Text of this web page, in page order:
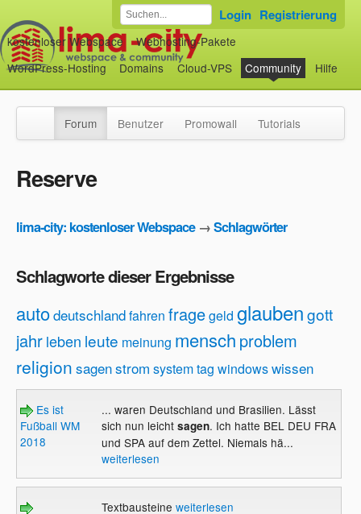
kostenloser Webspace
Webhosting-Pakete
WordPress-Hosting
Domains Cloud-VPS Community Hilfe
Login Registrierung
Forum Benutzer Promowall Tutorials
Reserve
lima-city: kostenloser Webspace→Schlagwörter
Schlagworte dieser Ergebnisse
autodeutschlandfahren fragegeld glaubengott
jahrleben leute meinung mensch problem
religion sagenstrom systemtag windowswissen
Es ist
Fußball WM
2018
... waren Deutschland und Brasilien. Lässt
sich nun leichtsagen. Ich hatte BEL DEU FRA
und SPA auf dem Zettel. Niemals hä...
weiterlesen
Textbausteine weiterlesen